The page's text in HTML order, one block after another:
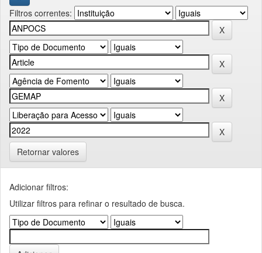
Filtros correntes:
Retornar valores
Adicionar filtros:
Utilizar filtros para refinar o resultado de busca.